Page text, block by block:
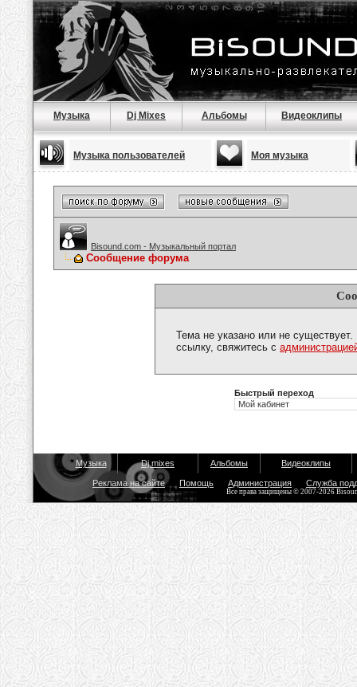
Музыка Dj Mixes Альбомы Видеоклипы
Музыка пользователей Моя музыка
Bisound.com - Музыкальный портал
Сообщение форума
Тема не указано или не
ссылку, свяжитесь с
Быстрый переход
Музыка Dj mixes Альбомы Видеоклипы
Реклама на сайте Помощь Администрация Служба
Все права защищены © 2007-2026